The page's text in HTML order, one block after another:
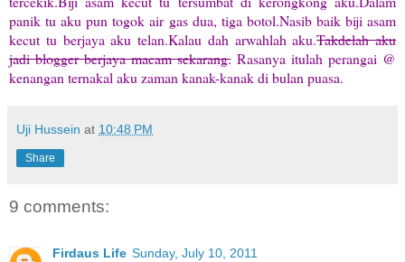
panik tu aku pun togok air gas dua, tiga botol.Nasib baik biji asam
kecut tu berjaya aku telan.Kalau dah arwahlah aku.Takdelah aku
jadi blogger berjaya macam sekarang.Rasanya itulah perangai @
kenangan ternakal aku zaman kanak-kanak di bulan puasa.
Uji Hussein at 10:48 PM
Share
9 comments:
Firdaus Life Sunday, July 10, 2011